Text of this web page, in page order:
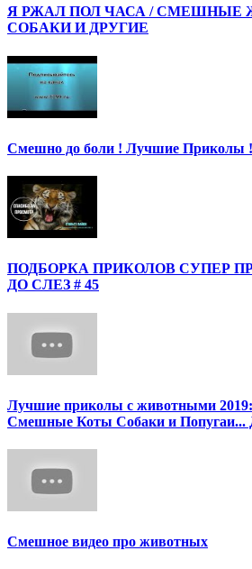
Я РЖАЛ ПОЛ ЧАСА / СМЕШНЫЕ
СОБАКИ И ДРУГИЕ
Смешно до боли ! Лучшие
ПОДБОРКА ПРИКОЛОВ СУПЕР
ДО СЛЕЗ # 45
Лучшие приколы с животными
Смешные Коты Собаки и
Смешное видео про животных